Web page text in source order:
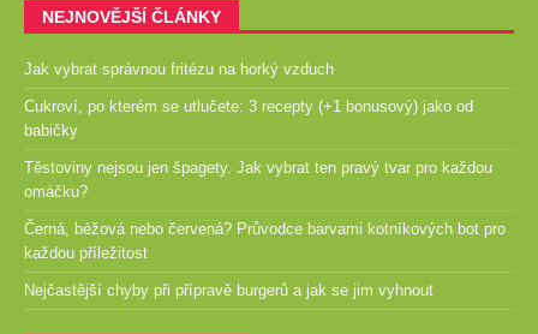
NEJNOVĚJŠÍ ČLÁNKY
Jak vybrat správnou fritézu na horký vzduch
Cukroví, po kterém se utlučete: 3 recepty (+1 bonusový) jako od
babičky
Těstoviny nejsou jen špagety. Jak vybrat ten pravý tvar pro každou
omáčku?
Černá, béžová nebo červená? Průvodce barvami kotníkových bot pro
každou příležitost
Nejčastější chyby při přípravě burgerů a jak se jim vyhnout